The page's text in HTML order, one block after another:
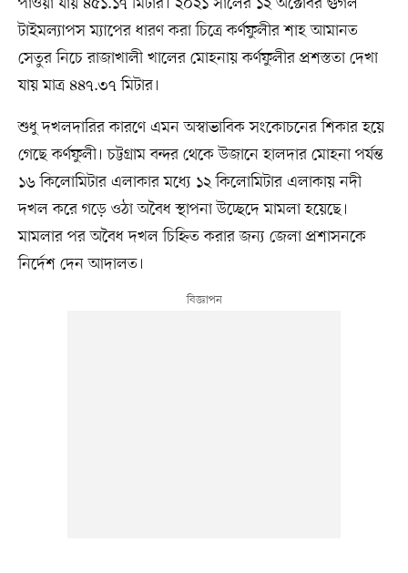
টাইমল্যাপস ম্যাপের ধারণ করা চিত্রে কর্ণফুলীর শাহ আমানত
সেতুর নিচে রাজাখালী খালের মোহনায় কর্ণফুলীর প্রশস্ততা দেখা
যায় মাত্র ৪৪৭.৩৭ মিটার।
শুধু দখলদারির কারণে এমন অস্বাভাবিক সংকোচনের শিকার হয়ে
গেছে কর্ণফুলী। চট্টগ্রাম বন্দর থেকে উজানে হালদার মোহনা পর্যন্ত
১৬ কিলোমিটার এলাকার মধ্যে ১২ কিলোমিটার এলাকায় নদী
দখল করে গড়ে ওঠা অবৈধ স্থাপনা উচ্ছেদে মামলা হয়েছে।
মামলার পর অবৈধ দখল চিহ্নিত করার জন্য জেলা প্রশাসনকে
নির্দেশ দেন আদালত।